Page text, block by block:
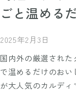
ごと温める
2025年2月3日
国内外の厳選され
で温めるだけのお
が大人気のカルディ